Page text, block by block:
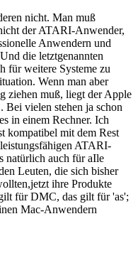
nicht. Man muß
der ATARI-Anwender,
Anwendern und
die letztgenannten
für weitere Systeme zu
Wenn man aber
ziehen muß, liegt der Apple
vielen stehen ja schon
in einem Rechner. Ich
kompatibel mit dem Rest
ATARI-
natürlich auch für aIle
Leuten, die sich bisher
ihre Produkte
für DMC, das gilt für 'as';
Mac-Anwendern